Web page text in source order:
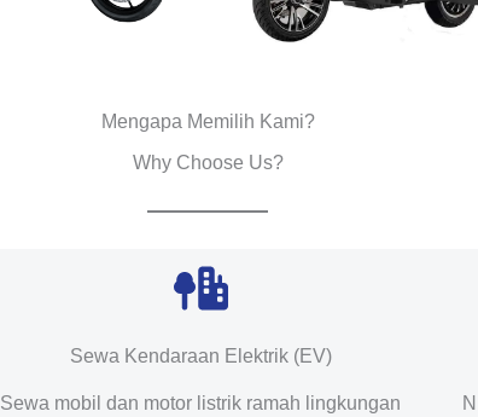
Mengapa Memilih Kami?
Why Choose Us?
Sewa Kendaraan Elektrik (EV)
Sewa mobil dan motor listrik ramah lingkungan